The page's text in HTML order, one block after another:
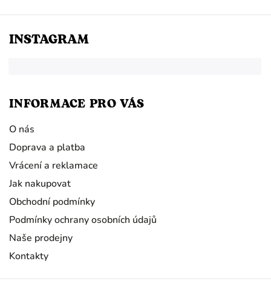
INSTAGRAM
INFORMACE PRO VÁS
O nás
Doprava a platba
Vrácení a reklamace
Jak nakupovat
Obchodní podmínky
Podmínky ochrany osobních údajů
Naše prodejny
Kontakty